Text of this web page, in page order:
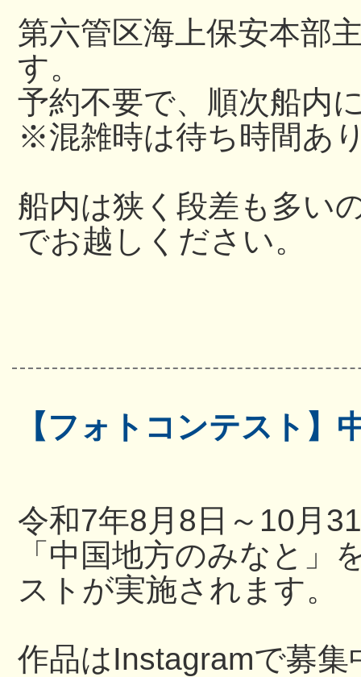
第六管区海上保安本部
す。
予約不要で、順次船内
※混雑時は待ち時間あ
船内は狭く段差も多い
でお越しください。
【フォトコンテスト】
令和7年8月8日～10月
「中国地方のみなと
ストが実施されます。
作品はInstagramで募集